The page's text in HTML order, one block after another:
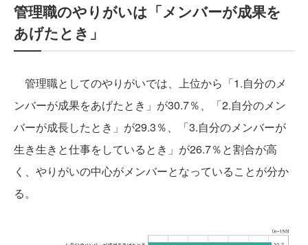
管理職のやりがいは「メンバーが成果を
あげたとき」
管理職としてのやりがいでは、上位から「1.自分のメ
ンバーが成果をあげたとき」が30.7％、「2.自分のメン
バーが成長したとき」が29.3％、「3.自分のメンバーが
生き生きと仕事をしているとき」が26.7％と割合が高
く、やりがいの中心がメンバーとなっていることが分か
る。